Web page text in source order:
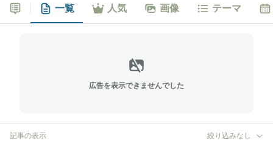
一覧 人気 画像 テーマ
広告を表示できませんでした
記事の表示 絞り込みなし